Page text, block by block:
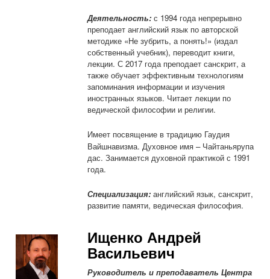
Деятельность: с 1994 года непрерывно
преподает английский язык по авторской
методике «Не зубрить, а понять!» (издал
собственный учебник), переводит книги,
лекции. С 2017 года преподает санскрит, а
также обучает эффективным технологиям
запоминания информации и изучения
иностранных языков. Читает лекции по
ведической философии и религии.
Имеет посвящение в традицию Гаудия
Вайшнавизма. Духовное имя – Чайтаньярупа
дас. Занимается духовной практикой с 1991
года.
Специализация: английский язык, санскрит,
развитие памяти, ведическая философия.
Ищенко Андрей
Васильевич
Руководитель и преподаватель Центра